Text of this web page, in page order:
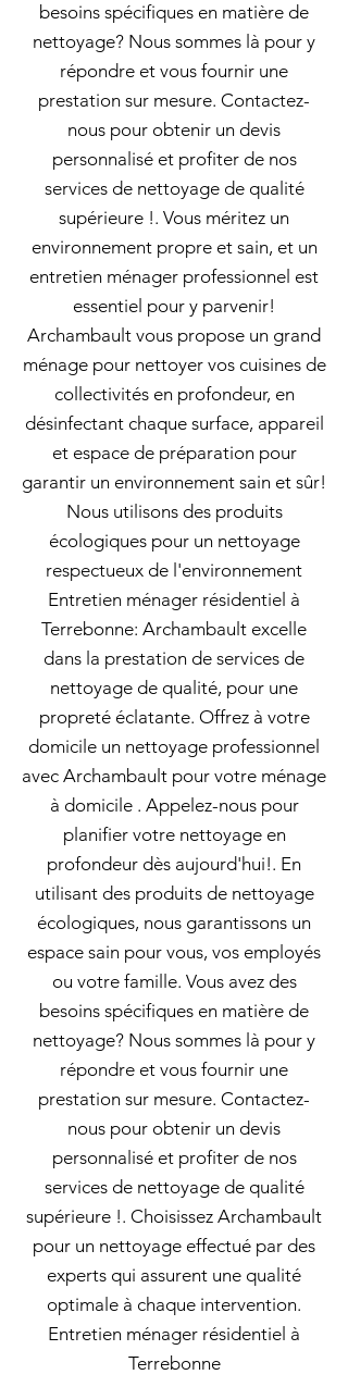
besoins spécifiques en matière de
nettoyage? Nous sommes là pour y
répondre et vous fournir une
prestation sur mesure. Contactez-
nous pour obtenir un devis
personnalisé et profiter de nos
services de nettoyage de qualité
supérieure !. Vous méritez un
environnement propre et sain, et un
entretien ménager professionnel est
essentiel pour y parvenir!
Archambault vous propose un grand
ménage pour nettoyer vos cuisines de
collectivités en profondeur, en
désinfectant chaque surface, appareil
et espace de préparation pour
garantir un environnement sain et sûr!
Nous utilisons des produits
écologiques pour un nettoyage
respectueux de l'environnement
Entretien ménager résidentiel à
Terrebonne: Archambault excelle
dans la prestation de services de
nettoyage de qualité, pour une
propreté éclatante. Offrez à votre
domicile un nettoyage professionnel
avec Archambault pour votre ménage
à domicile . Appelez-nous pour
planifier votre nettoyage en
profondeur dès aujourd'hui!. En
utilisant des produits de nettoyage
écologiques, nous garantissons un
espace sain pour vous, vos employés
ou votre famille. Vous avez des
besoins spécifiques en matière de
nettoyage? Nous sommes là pour y
répondre et vous fournir une
prestation sur mesure. Contactez-
nous pour obtenir un devis
personnalisé et profiter de nos
services de nettoyage de qualité
supérieure !. Choisissez Archambault
pour un nettoyage effectué par des
experts qui assurent une qualité
optimale à chaque intervention.
Entretien ménager résidentiel à
Terrebonne